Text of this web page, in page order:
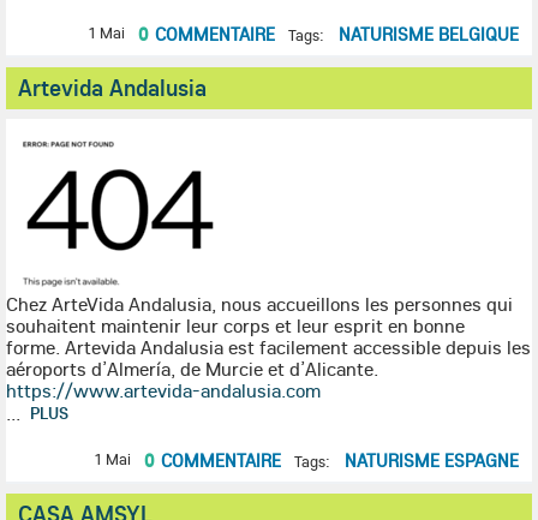
1 Mai 0 COMMENTAIRE Tags: NATURISME BELGIQUE
Artevida Andalusia
Chez ArteVida Andalusia, nous accueillons les personnes qui
souhaitent maintenir leur corps et leur esprit en bonne
forme. Artevida Andalusia est facilement accessible depuis les
aéroports d’Almería, de Murcie et d’Alicante.
https://www.artevida-andalusia.com
... PLUS
1 Mai 0 COMMENTAIRE Tags: NATURISME ESPAGNE
CASA AMSYL